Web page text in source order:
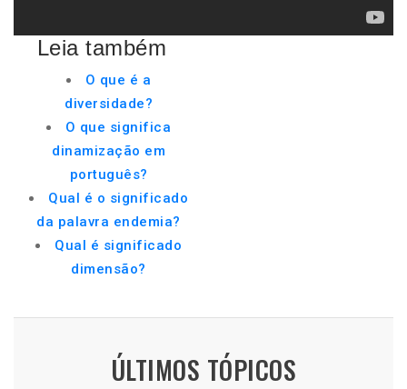
Leia também
O que é a
diversidade?
O que significa
dinamização em
português?
Qual é o significado
da palavra endemia?
Qual é significado
dimensão?
ÚLTIMOS TÓPICOS